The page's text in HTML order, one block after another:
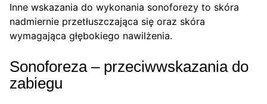
Inne wskazania do wykonania sonoforezy to skóra
nadmiernie przetłuszczająca się oraz skóra
wymagająca głębokiego nawilżenia.
Sonoforeza – przeciwwskazania do
zabiegu